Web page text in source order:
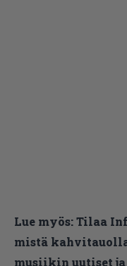
Lue myös:Tilaa
mistä
musiikin uutiset ja